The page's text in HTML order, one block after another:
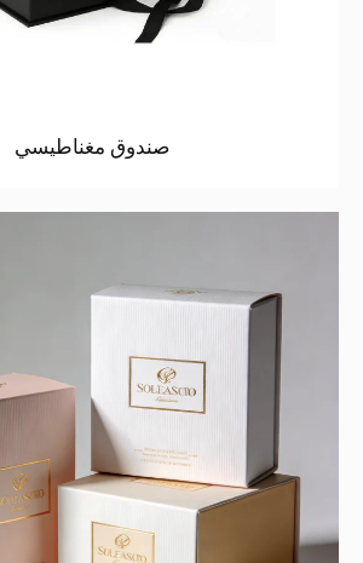
صندوق مغناطيسي